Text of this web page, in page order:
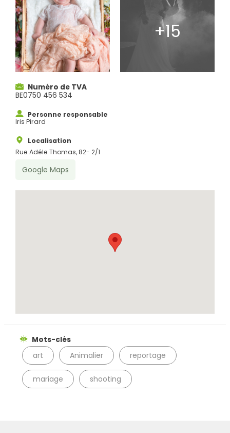
Numéro de TVA
BE0750 456 534
Personne responsable
Iris Pirard
Localisation
Rue Adéle Thomas, 82- 2/1
Google Maps
Mots-clés
art
Animalier reportage
mariage shooting